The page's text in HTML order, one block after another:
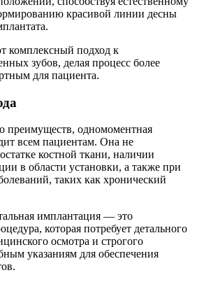
красивой линии десны
комплексный подход к
зубов, делая процесс более
для пациента.
преимуществ, одномоментная
всем пациентам. Она не
костной ткани, наличии
в области установки, а также при
таких как хронический
имплантация — это
которая потребует детального
осмотра и строгого
указаниям для обеспечения